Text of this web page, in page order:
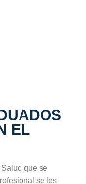
EL
que se
se les